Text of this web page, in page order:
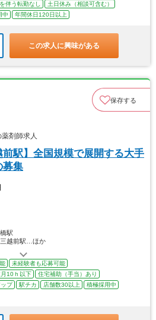
伴う転勤なし
土日休み（相談可含む）
中 年間休日120日以上
この求人に興味がある
保存する
剤師求人
前駅】全国規模で展開する大手
募集
駅
越前駅…ほか
未経験者も応募可能
10ｈ以下
住宅補助（手当）あり
プ 駅チカ 店舗数30以上
積極採用中